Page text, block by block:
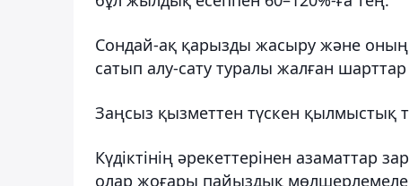
Сондай-ақ қарызды жасыру және оның
сатып алу-сату туралы жалған шарттар
Заңсыз қызметтен түскен қылмыстық
Күдіктінің әрекеттерінен азаматтар
олар жоғары пайыздық